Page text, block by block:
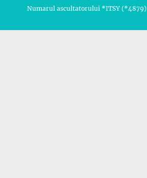
Numarul ascultatorului *ITSY (*4879)